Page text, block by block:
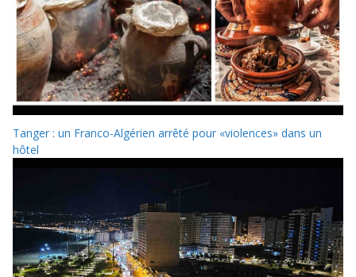
Tanger : un Franco-Algérien arrêté pour «violences» dans un
hôtel